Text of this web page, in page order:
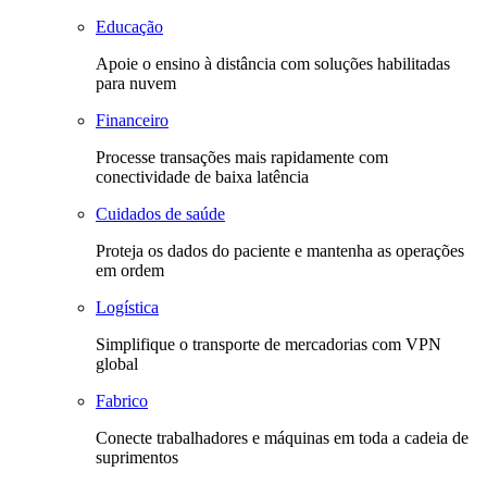
Educação
Apoie o ensino à distância com soluções habilitadas
para nuvem
Financeiro
Processe transações mais rapidamente com
conectividade de baixa latência
Cuidados de saúde
Proteja os dados do paciente e mantenha as operações
em ordem
Logística
Simplifique o transporte de mercadorias com VPN
global
Fabrico
Conecte trabalhadores e máquinas em toda a cadeia de
suprimentos